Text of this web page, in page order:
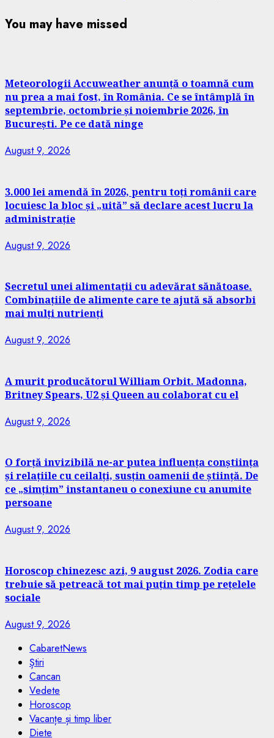
You may have missed
Meteorologii Accuweather anunță o toamnă cum
nu prea a mai fost, în România. Ce se întâmplă în
septembrie, octombrie și noiembrie 2026, în
București. Pe ce dată ninge
August 9, 2026
3.000 lei amendă în 2026, pentru toți românii care
locuiesc la bloc și „uită” să declare acest lucru la
administrație
August 9, 2026
Secretul unei alimentații cu adevărat sănătoase.
Combinațiile de alimente care te ajută să absorbi
mai mulți nutrienți
August 9, 2026
A murit producătorul William Orbit. Madonna,
Britney Spears, U2 și Queen au colaborat cu el
August 9, 2026
O forță invizibilă ne-ar putea influența conștiința
și relațiile cu ceilalți, susțin oamenii de știință. De
ce „simțim” instantaneu o conexiune cu anumite
persoane
August 9, 2026
Horoscop chinezesc azi, 9 august 2026. Zodia care
trebuie să petreacă tot mai puțin timp pe rețelele
sociale
August 9, 2026
CabaretNews
Știri
Cancan
Vedete
Horoscop
Vacanțe și timp liber
Diete